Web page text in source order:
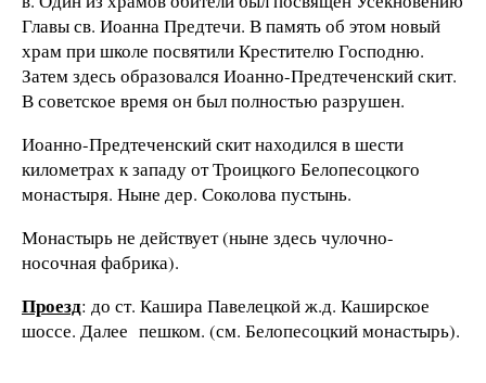
Главы св. Иоанна Предтечи. В память об этом новый
храм при школе посвятили Крестителю Господню.
Затем здесь образовался Иоанно-Предтеченский скит.
В советское время он был полностью разрушен.
Иоанно-Предтеченский скит находился в шести
километрах к западу от Троицкого Белопесоцкого
монастыря. Ныне дер. Соколова пустынь.
Монастырь не действует (ныне здесь чулочно-
носочная фабрика).
Проезд: до ст. Кашира Павелецкой ж.д. Каширское
шоссе. Далее пешком. (см. Белопесоцкий монастырь).